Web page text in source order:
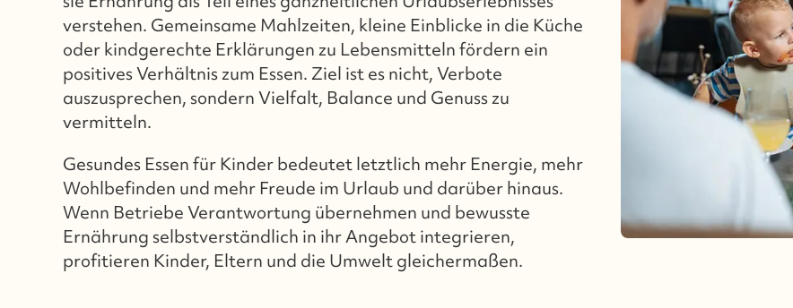
verstehen. Gemeinsame Mahlzeiten, kleine Einblicke in die Küche
oder kindgerechte Erklärungen zu Lebensmitteln fördern ein
positives Verhältnis zum Essen. Ziel ist es nicht, Verbote
auszusprechen, sondern Vielfalt, Balance und Genuss zu
vermitteln.
Gesundes Essen für Kinder bedeutet letztlich mehr Energie, mehr
Wohlbefinden und mehr Freude im Urlaub und darüber hinaus.
Wenn Betriebe Verantwortung übernehmen und bewusste
Ernährung selbstverständlich in ihr Angebot integrieren,
profitieren Kinder, Eltern und die Umwelt gleichermaßen.